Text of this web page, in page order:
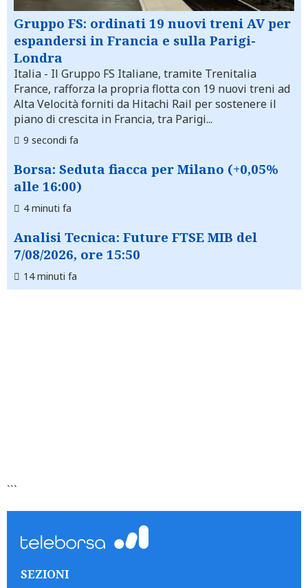
Gruppo FS: ordinati 19 nuovi treni AV per
espandersi in Francia e sulla Parigi-
Londra
Italia - Il Gruppo FS Italiane, tramite Trenitalia
France, rafforza la propria flotta con 19 nuovi treni ad
Alta Velocità forniti da Hitachi Rail per sostenere il
piano di crescita in Francia, tra Parigi...
9 secondi fa
Borsa: Seduta fiacca per Milano (+0,05%
alle 16:00)
4 minuti fa
Analisi Tecnica: Future FTSE MIB del
7/08/2026, ore 15:50
14 minuti fa
```
SEZIONI